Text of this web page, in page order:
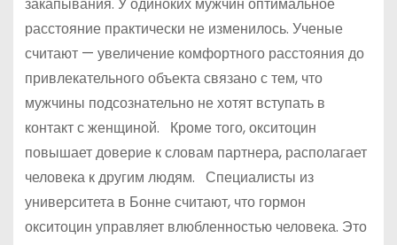
расстояние практически не изменилось. Ученые
считают — увеличение комфортного расстояния до
привлекательного объекта связано с тем, что
мужчины подсознательно не хотят вступать в
контакт с женщиной. Кроме того, окситоцин
повышает доверие к словам партнера, располагает
человека к другим людям. Специалисты из
университета в Бонне считают, что гормон
окситоцин управляет влюбленностью человека. Это